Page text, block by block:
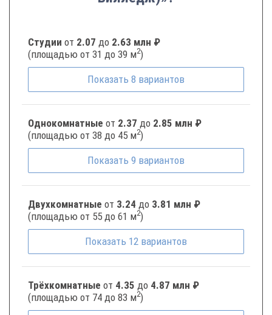
Студии от 2.07 до 2.63 млн ₽
(площадью от 31 до 39 м2)
Показать 8 вариантов
Однокомнатные от 2.37 до 2.85 млн ₽
(площадью от 38 до 45 м2)
Показать 9 вариантов
Двухкомнатные от 3.24 до 3.81 млн ₽
(площадью от 55 до 61 м2)
Показать 12 вариантов
Трёхкомнатные от 4.35 до 4.87 млн ₽
(площадью от 74 до 83 м2)